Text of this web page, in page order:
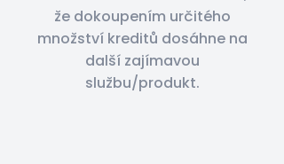
že dokoupením určitého
množství kreditů dosáhne na
další zajímavou
službu/produkt.